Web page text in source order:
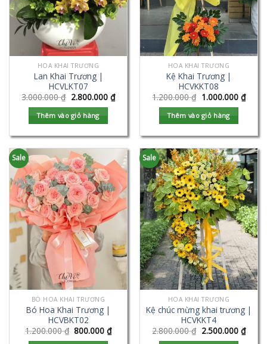
HOA KHAI TRƯƠNG
Lan Khai Trương |
HCVLKT07
3.000.000₫ 2.800.000 ₫
Thêm vào giỏ hàng
HOA KHAI TRƯƠNG
Kệ Khai Trương |
HCVKKT08
1.200.000₫ 1.000.000 ₫
Thêm vào giỏ hàng
Sale
BÓ HOA KHAI TRƯƠNG
Bó Hoa Khai Trương |
HCVBKT02
1.200.000₫ 800.000₫
Sale
HOA KHAI TRƯƠNG
Kệ chúc mừng khai trương |
HCVKKT4
2.800.000₫ 2.500.000 ₫